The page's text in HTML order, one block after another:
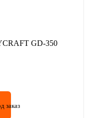
GD-350
заказ